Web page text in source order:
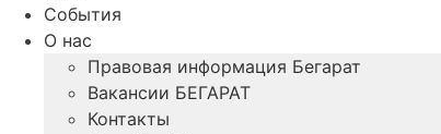
События
О нас
Правовая информация Бегарат
Вакансии БЕГАРАТ
Контакты